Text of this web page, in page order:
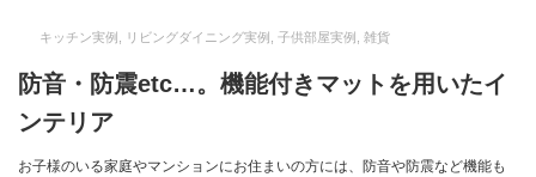
キッチン実例 リビングダイニング実例 子供部屋実例 雑貨
防音・防震etc…。機能付きマットを用いたイ
ンテリア
お子様のいる家庭やマンションにお住まいの方には、防音や防震など機能も